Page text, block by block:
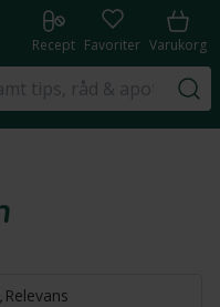
Recept Favoriter Varukorg
Relevans